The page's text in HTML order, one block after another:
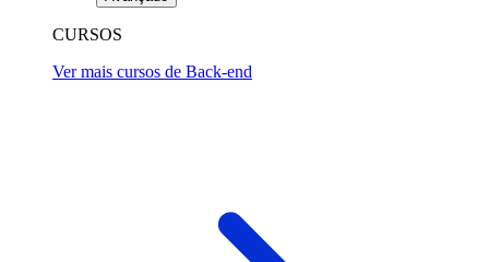
CURSOS
Ver mais cursos de Back-end